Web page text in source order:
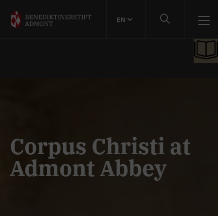
EN
Corpus Christi at
Admont Abbey